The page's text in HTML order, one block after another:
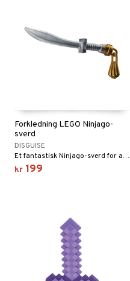
Forkledning LEGO Ninjago-
sverd
DISGUISE
Et fantastisk Ninjago-sverd for alle ninjaer.
kr 199